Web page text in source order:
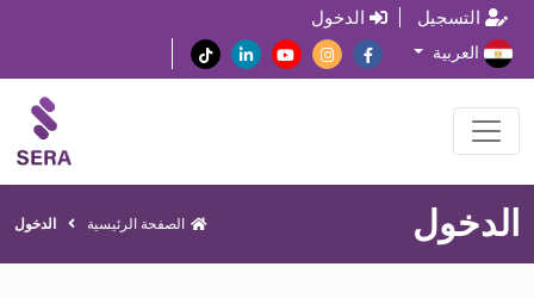
التسجيل الدخول
العربية
الدخول الصفحة الرئيسية الدخول